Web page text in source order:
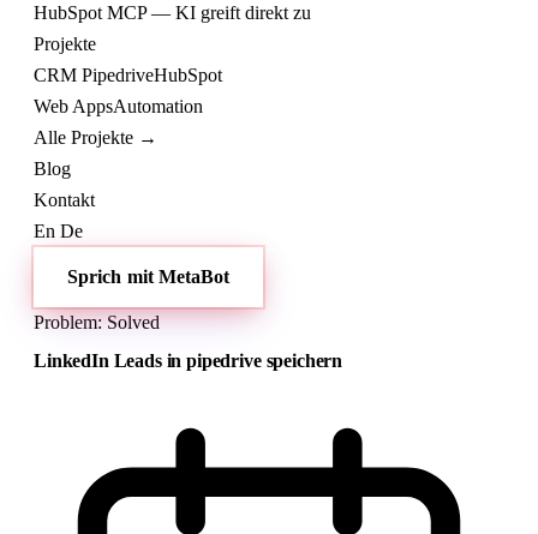
HubSpot MCP — KI greift direkt zu
Projekte
CRM PipedriveHubSpot
Web AppsAutomation
Alle Projekte →
Blog
Kontakt
En De
Sprich mit MetaBot
Problem: Solved
LinkedIn Leads in pipedrive speichern